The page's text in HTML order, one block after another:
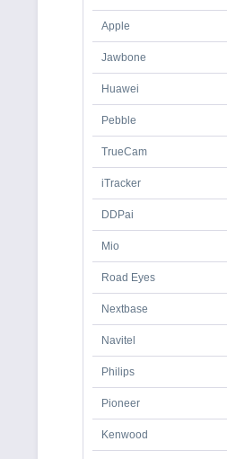
Apple
Jawbone
Huawei
Pebble
TrueCam
iTracker
DDPai
Mio
Road Eyes
Nextbase
Navitel
Philips
Pioneer
Kenwood